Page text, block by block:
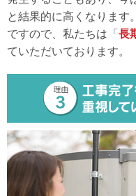
と結果的に高くなります。
ですので、私たちは「 長
ていただいております。